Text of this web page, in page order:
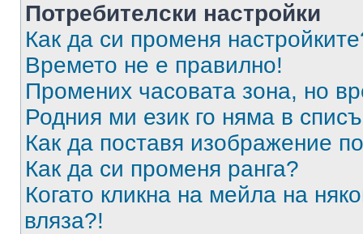
Потребителски настройки
Как да си променя
Времето не е правилно!
Промених часовата зона, но
Родния ми език го няма в
Как да поставя изображение
Как да си променя ранга?
Когато кликна на мейла на
вляза?!